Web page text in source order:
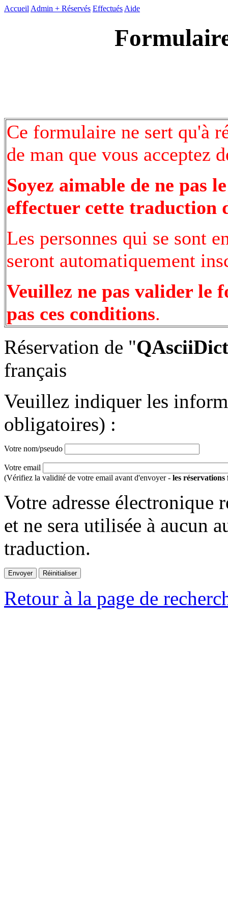
Accueil Admin + Réservés Effectués Aide
Ce formulaire ne sert qu'à
de man que vous acceptez
Soyez aimable de ne pas
effectuer cette traduction
Les personnes qui se sont
seront automatiquement
Veuillez ne pas valider le
pas ces conditions.
Réservation de "
français
Veuillez indiquer les
obligatoires) :
Votre nom/pseudo
Votre email
(Vérifiez la validité de votre email avant d'envoyer - les réservations
Votre adresse électronique
et ne sera utilisée à aucun
traduction.
Retour à la page de